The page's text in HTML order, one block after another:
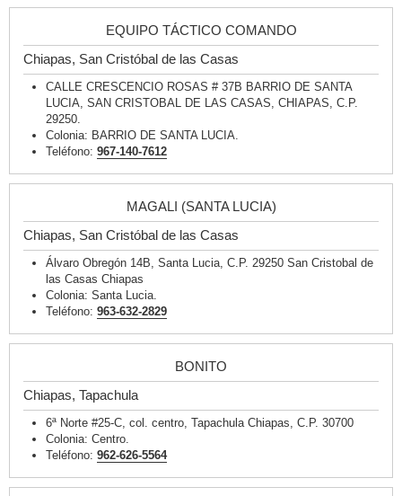
EQUIPO TÁCTICO COMANDO
Chiapas, San Cristóbal de las Casas
CALLE CRESCENCIO ROSAS # 37B BARRIO DE SANTA
LUCIA, SAN CRISTOBAL DE LAS CASAS, CHIAPAS, C.P.
29250.
Colonia: BARRIO DE SANTA LUCIA.
Teléfono: 967-140-7612
MAGALI (SANTA LUCIA)
Chiapas, San Cristóbal de las Casas
Álvaro Obregón 14B, Santa Lucia, C.P. 29250 San Cristobal de
las Casas Chiapas
Colonia: Santa Lucia.
Teléfono: 963-632-2829
BONITO
Chiapas, Tapachula
6ª Norte #25-C, col. centro, Tapachula Chiapas, C.P. 30700
Colonia: Centro.
Teléfono: 962-626-5564